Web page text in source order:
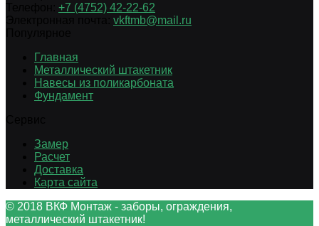
+7 (4752) 42-22-62
vkftmb@mail.ru
Главная
Металлический штакетник
Навесы из поликарбоната
Фундамент
Замер
Расчет
Доставка
Карта сайта
© 2018 ВКФ Монтаж - заборы, ограждения,
металлический штакетник!